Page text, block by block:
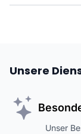
Unsere
Unser